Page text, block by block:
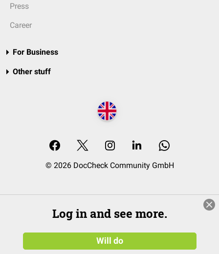
Press
Career
For Business
Other stuff
© 2026 DocCheck Community GmbH
Log in and see more.
Will do